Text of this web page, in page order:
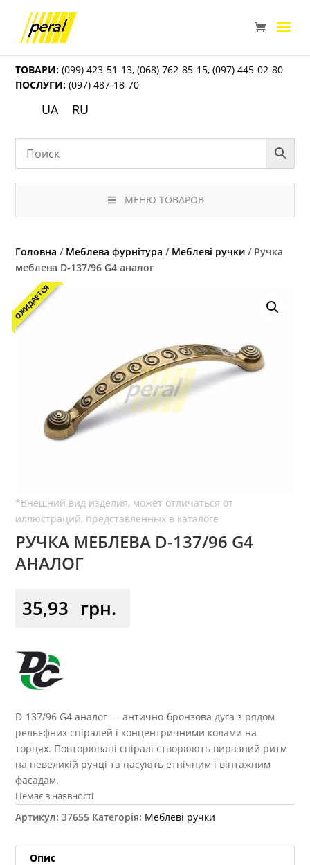
ТОВАРИ: (099) 423-51-13,(068) 762-85-15,(097) 445-02-80
ПОСЛУГИ: (097) 487-18-70
UA RU
МЕНЮ ТОВАРОВ
Головна / Меблева фурнітура / Меблеві ручки / Ручка
меблева D-137/96 G4 аналог
ОЖИДАЕТСЯ
РУЧКА МЕБЛЕВА D-137/96 G4
АНАЛОГ
35,93 грн.
D-137/96 G4 аналог — антично-бронзова дуга з рядом
рельєфних спіралей і концентричними колами на
торцях. Повторювані спіралі створюють виразний ритм
на невеликій ручці та пасують етнічним і вінтажним
фасадам.
Немає в наявності
Артикул:37655 Категорія: Меблеві ручки
Опис